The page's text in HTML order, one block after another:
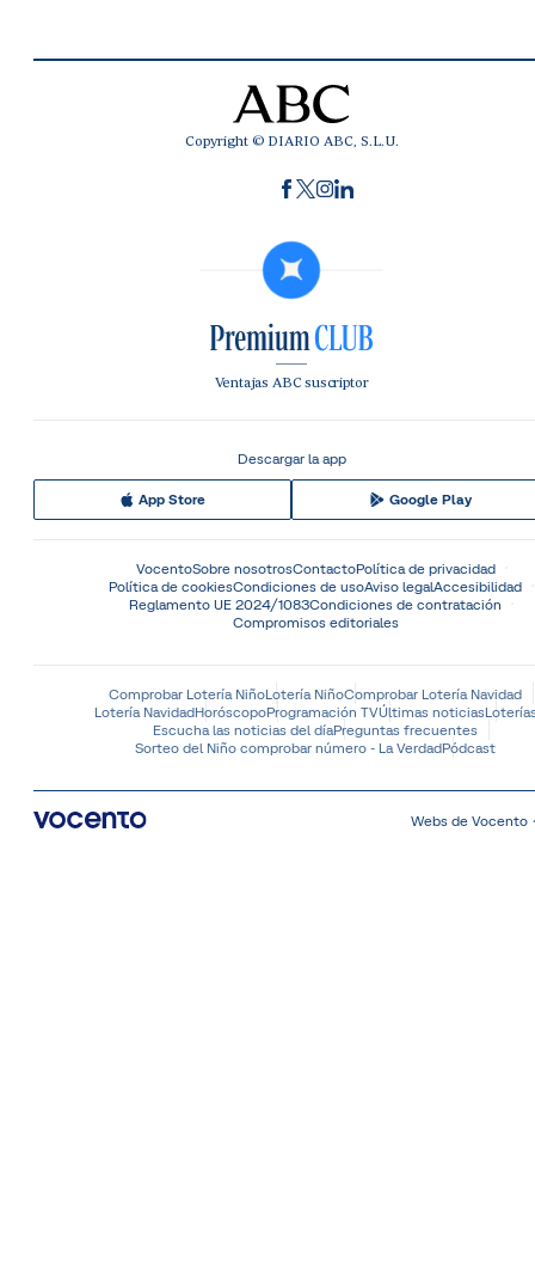
Copyright © DIARIO ABC, S.L.U.
Ventajas ABC suscriptor
Descargar la app
App Store Google Play
VocentoSobre nosotrosContactoPolítica de privacidad
Política de cookiesCondiciones de usoAviso legalAccesibilidad
Reglamento UE 2024/1083Condiciones de contratación
Compromisos editoriales
Comprobar Lotería NiñoLotería NiñoComprobar Lotería Navidad
Lotería NavidadHoróscopoProgramación TVÚltimas noticias
Escucha las noticias del díaPreguntas frecuentes
Sorteo del Niño comprobar número - La VerdadPódcast
Webs de Vocento